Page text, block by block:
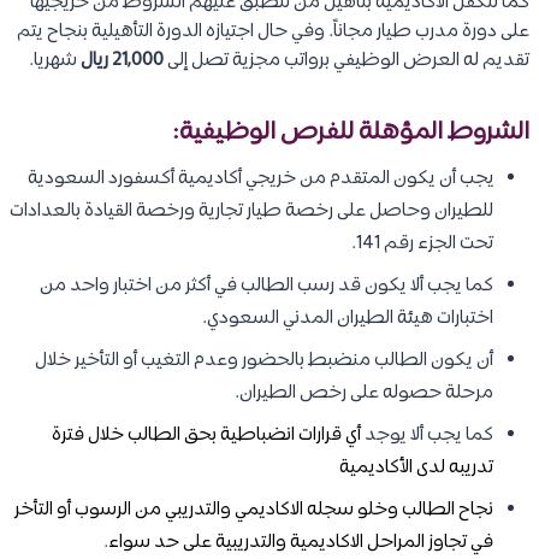
على دورة مدرب طيار مجاناً. وفي حال اجتيازه الدورة التأهيلية بنجاح يتم
تقديم له العرض الوظيفي برواتب مجزية تصل إلى21,000 ريال شهريا.
الشروط المؤهلة للفرص الوظيفية:
يجب أن يكون المتقدم من خريجي أكاديمية أكسفورد السعودية
للطيران وحاصل على رخصة طيار تجارية ورخصة القيادة بالعدادات
تحت الجزء رقم 141.
كما يجب ألا يكون قد رسب الطالب في أكثر من اختبار واحد من
اختبارات هيئة الطيران المدني السعودي.
أن يكون الطالب منضبط بالحضور وعدم التغيب أو التأخير خلال
مرحلة حصوله على رخص الطيران.
كما يجب ألا يوجدأي قرارات انضباطية بحق الطالب خلال فترة
تدريبه لدى الأكاديمية
نجاح الطالب وخلو سجله الاكاديمي والتدريبي من الرسوب أو التأخر
في تجاوز المراحل الاكاديمية والتدريبية على حد سواء.